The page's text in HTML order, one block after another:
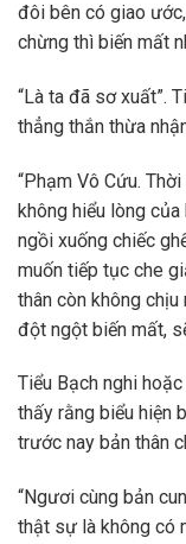
đôi bên có giao
chừng thì biến mất
“Là ta đã sơ xuất”.
thẳng thắn thừa
“Phạm Vô Cứu.
không hiểu lòng của
ngồi xuống chiếc
muốn tiếp tục che
thân còn không
đột ngột biến mất,
Tiểu Bạch nghi
thấy rằng biểu hiện
trước nay bản thân
“Ngươi cùng bản
thật sự là không có